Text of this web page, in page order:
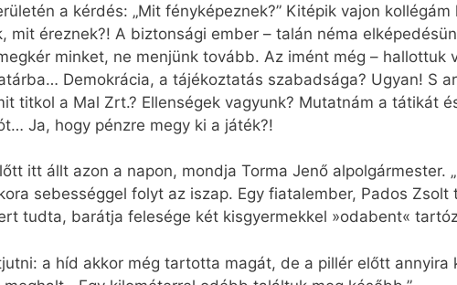
a kérdés: „Mit fényképeznek?” Kitépik vajon
mit éreznek?! A biztonsági ember – talán néma
minket, ne menjünk tovább. Az imént még –
Demokrácia, a tájékoztatás szabadsága? Ugyan! S
titkol a Mal Zrt.? Ellenségek vagyunk? Mutatnám a tátikát
Ja, hogy pénzre megy ki a játék?!
itt állt azon a napon, mondja Torma Jenő
sebességgel folyt az iszap. Egy fiatalember, Pados
tudta, barátja felesége két kisgyermekkel »odabent«
a híd akkor még tartotta magát, de a pillér előtt annyira